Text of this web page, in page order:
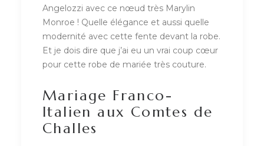
Angelozzi avec ce nœud très Marylin
Monroe ! Quelle élégance et aussi quelle
modernité avec cette fente devant la robe.
Et je dois dire que j’ai eu un vrai coup cœur
pour cette robe de mariée très couture.
Mariage Franco-
Italien aux Comtes de
Challes